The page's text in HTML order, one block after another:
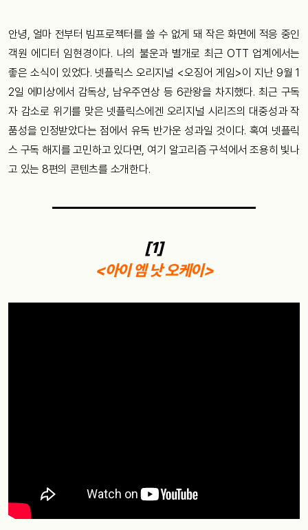
안녕, 얼마 전부터 빔프로젝터를 쓸 수 없게 돼 작은 화면에 적응 중인
객원 에디터 임현경이다. 나의 불운과 별개로 최근 OTT 업계에서는
좋은 소식이 있었다. 넷플릭스 오리지널 <오징어 게임>이 지난 9월 1
2일 에미상에서 감독상, 남우주연상 등 6관왕을 차지했다. 최근 구독
자 감소로 위기를 맞은 넷플릭스에겐 오리지널 시리즈의 대중성과 작
품성을 인정받았다는 점에서 유독 반가운 성과일 것이다. 혹여 넷플릭
스 구독 해지를 고민하고 있다면, 여기 알고리즘 구석에서 조용히 빛나
고 있는 8편의 콘텐츠를 소개한다.
[1]
<아이 엠 낫 오케이>